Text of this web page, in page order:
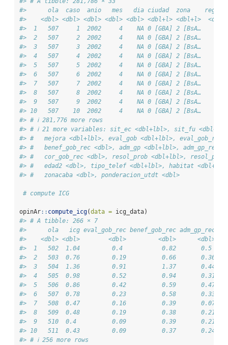
#>      ola  caso  anio   mes   dia ciudad  zona    region
#>    <dbl> <dbl> <dbl> <dbl> <dbl> <dbl+l> <dbl+l>
#>  1   507     1  2002     4    NA 0 [GBA] 2 [BsA…     NA
#>  2   507     2  2002     4    NA 0 [GBA] 2 [BsA…     NA
#>  3   507     3  2002     4    NA 0 [GBA] 2 [BsA…     NA
#>  4   507     4  2002     4    NA 0 [GBA] 2 [BsA…     NA
#>  5   507     5  2002     4    NA 0 [GBA] 2 [BsA…     NA
#>  6   507     6  2002     4    NA 0 [GBA] 2 [BsA…     NA
#>  7   507     7  2002     4    NA 0 [GBA] 2 [BsA…     NA
#>  8   507     8  2002     4    NA 0 [GBA] 2 [BsA…     NA
#>  9   507     9  2002     4    NA 0 [GBA] 2 [BsA…     NA 1
#> 10   507    10  2002     4    NA 0 [GBA] 2 [BsA…     NA
#> # ℹ 281,776 more rows
#> # ℹ 21 more variables: sit_ec <dbl+lbl>, sit_fu
#> #   mejora <dbl+lbl>, eval_gob <dbl+lbl>, eval_gob_rec
#> #   benef_gob_rec <dbl>, adm_gp <dbl+lbl>, adm_gp_rec
#> #   cor_gob_rec <dbl>, resol_prob <dbl+lbl>,
#> #   edad2 <dbl>, tipo_telef <dbl+lbl>, habitat
#> #   zonacaba <dbl>, ponderacion_utdt <dbl>
# compute ICG
opinAr:: compute_icg(data = icg_data)
#> # A tibble: 266 × 7
#>      ola   icg eval_gob_rec benef_gob_rec adm_gp_rec
#>    <dbl> <dbl>        <dbl>         <dbl>      <dbl>
#>  1   502  1.04         0.4           0.82       0.5
#>  2   503  0.76         0.19          0.66       0.36
#>  3   504  1.36         0.91          1.37       0.44
#>  4   505  0.98         0.52          0.94       0.31
#>  5   506  0.86         0.42          0.59       0.47
#>  6   507  0.78         0.23          0.58       0.33
#>  7   508  0.47         0.16          0.39       0.07
#>  8   509  0.48         0.19          0.38       0.21
#>  9   510  0.4          0.09          0.39       0.21
#> 10   511  0.43         0.09          0.37       0.24
#> # ℹ 256 more rows